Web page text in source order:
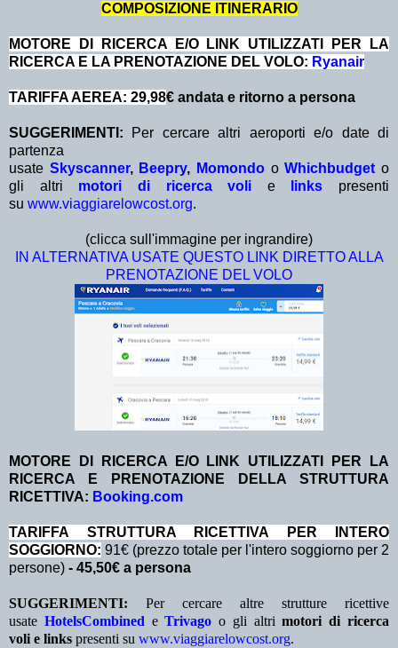
COMPOSIZIONE ITINERARIO
MOTORE DI RICERCA E/O LINK UTILIZZATI PER LA
RICERCA E LA PRENOTAZIONE DEL VOLO: Ryanair
TARIFFA AEREA: 29,98€ andata e ritorno a persona
SUGGERIMENTI: Per cercare altri aeroporti e/o date di
partenza
usate Skyscanner, Beepry, Momondo oWhichbudget o
gli altri motori di ricerca voli e links presenti
su www.viaggiarelowcost.org.
(clicca sull'immagine per ingrandire)
IN ALTERNATIVA USATE QUESTO LINK DIRETTO ALLA
PRENOTAZIONE DEL VOLO
MOTORE DI RICERCA E/O LINK UTILIZZATI PER LA
RICERCA E PRENOTAZIONE DELLA STRUTTURA
RICETTIVA: Booking.com
TA RIFFA STRUTTURA RICETTIVA PER INTERO
SOGGIORNO: 91€ (prezzo totale per l'intero soggiorno per 2
persone) - 45,50€ a persona
SUGGERIMENTI: Per cercare altre strutture ricettive
usate HotelsCombined eTrivago o gli altrimotori di ricerca
voli e links presenti su www.viaggiarelowcost.org.